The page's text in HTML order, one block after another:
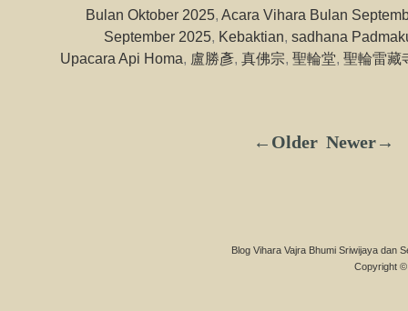
Bulan Oktober 2025 Acara Vihara Bulan
September 2025 Kebaktian sadhana
Upacara Api Homa
盧勝彥 真佛宗 聖輪堂 聖輪雷藏
←Older Newer→
Blog Vihara Vajra Bhumi Sriwijaya dan
Copyright ©